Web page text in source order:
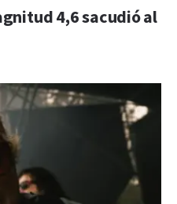
4,6 sacudió al